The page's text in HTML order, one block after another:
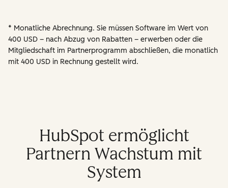
* Monatliche Abrechnung. Sie müssen Software im Wert von
400 USD – nach Abzug von Rabatten – erwerben oder die
Mitgliedschaft im Partnerprogramm abschließen, die monatlich
mit 400 USD in Rechnung gestellt wird.
HubSpot ermöglicht
Partnern Wachstum mit
System